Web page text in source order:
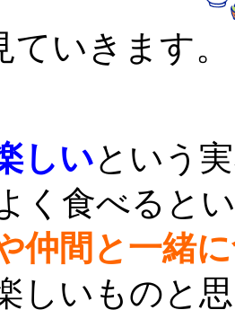
いきます。
しいという
く食べると
仲間と一緒
しいものと